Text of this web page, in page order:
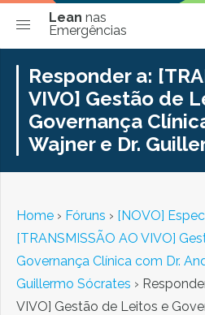
Lean nas
Emergências
Responder a:
VIVO] Gestão de
Governança
Wajner e Dr.
Home › Fóruns › [NOVO]
[TRANSMISSÃO AO VIVO]
Governança Clínica com Dr.
Guillermo Sócrates ›
VIVO] Gestão de Leitos e